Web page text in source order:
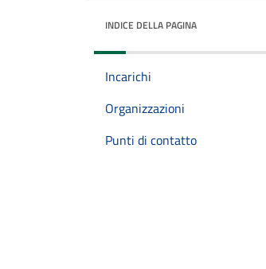
INDICE DELLA PAGINA
Incarichi
Organizzazioni
Punti di contatto